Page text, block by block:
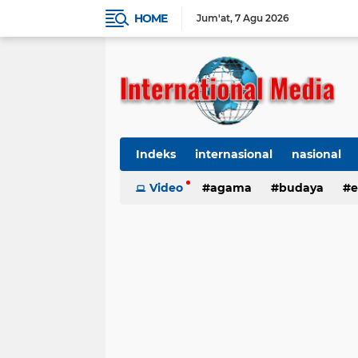
HOME Jum'at 7 Agu 2026
Indeks internasional nasional
Ekbis TNI-Polri Organisasi
Video agama budaya